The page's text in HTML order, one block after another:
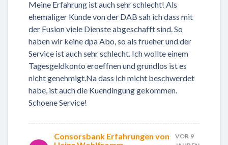
Meine Erfahrung ist auch sehr schlecht! Als
ehemaliger Kunde von der DAB sah ich dass mit
der Fusion viele Dienste abgeschafft sind. So
haben wir keine dpa Abo, so als frueher und der
Service ist auch sehr schlecht. Ich wollte einem
Tagesgeldkonto eroeffnen und grundlos ist es
nicht genehmigt.Na dass ich micht beschwerdet
habe, ist auch die Kuendingung gekommen.
Schoene Service!
Consorsbank Erfahrungen von
VOR 9